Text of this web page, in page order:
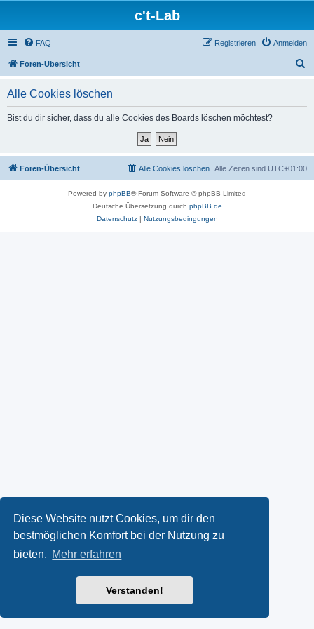
Diese Website nutzt Cookies, um dir den
bestmöglichen Komfort bei der Nutzung zu
bieten. Mehr erfahren
Verstanden!
c't-Lab
FAQ Anmelden
Registrieren
Foren-Übersicht
Alle Cookies löschen
Bist du dir sicher, dass du alle Cookies des Boards löschen möchtest?
Foren-Übersicht Alle Zeiten sind UTC+01:00
Alle Cookies löschen
Powered by phpBB® Forum Software © phpBB Limited
Deutsche Übersetzung durch phpBB.de
Datenschutz| Nutzungsbedingungen